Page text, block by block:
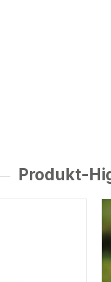
Produkt-